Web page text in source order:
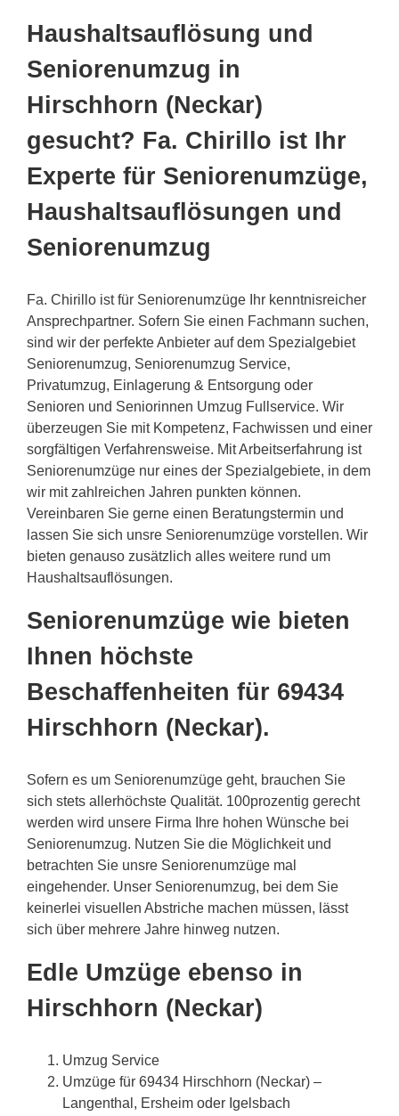
Haushaltsauflösung und
Seniorenumzug in
Hirschhorn (Neckar)
gesucht? Fa. Chirillo ist Ihr
Experte für Seniorenumzüge,
Haushaltsauflösungen und
Seniorenumzug
Fa. Chirillo ist für Seniorenumzüge Ihr kenntnisreicher
Ansprechpartner. Sofern Sie einen Fachmann suchen,
sind wir der perfekte Anbieter auf dem Spezialgebiet
Seniorenumzug, Seniorenumzug Service,
Privatumzug, Einlagerung & Entsorgung oder
Senioren und Seniorinnen Umzug Fullservice. Wir
überzeugen Sie mit Kompetenz, Fachwissen und einer
sorgfältigen Verfahrensweise. Mit Arbeitserfahrung ist
Seniorenumzüge nur eines der Spezialgebiete, in dem
wir mit zahlreichen Jahren punkten können.
Vereinbaren Sie gerne einen Beratungstermin und
lassen Sie sich unsre Seniorenumzüge vorstellen. Wir
bieten genauso zusätzlich alles weitere rund um
Haushaltsauflösungen.
Seniorenumzüge wie bieten
Ihnen höchste
Beschaffenheiten für 69434
Hirschhorn (Neckar).
Sofern es um Seniorenumzüge geht, brauchen Sie
sich stets allerhöchste Qualität. 100prozentig gerecht
werden wird unsere Firma Ihre hohen Wünsche bei
Seniorenumzug. Nutzen Sie die Möglichkeit und
betrachten Sie unsre Seniorenumzüge mal
eingehender. Unser Seniorenumzug, bei dem Sie
keinerlei visuellen Abstriche machen müssen, lässt
sich über mehrere Jahre hinweg nutzen.
Edle Umzüge ebenso in
Hirschhorn (Neckar)
Umzug Service
Umzüge für 69434 Hirschhorn (Neckar) –
Langenthal, Ersheim oder Igelsbach